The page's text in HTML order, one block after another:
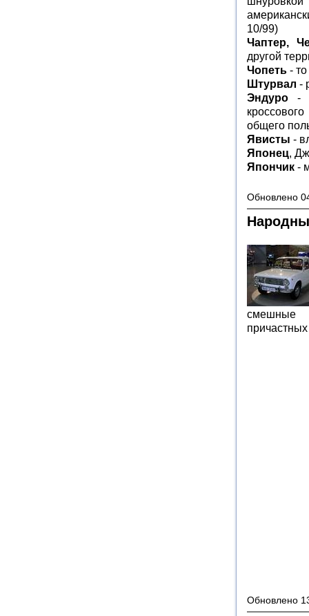
10/99)
Чаптер,
другой
Чопеть -
Штурвал -
Эндуро -
общего
Явисты -
Японец ,
Япончик -
Обновлено
смешные
Обновлено